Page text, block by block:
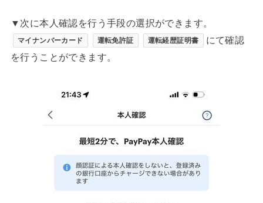
▼次に本人確認を行う手段の選択ができます。
マイナンバーカード 運転免許証 運転経歴証明書
にて確認
を行うことができます。